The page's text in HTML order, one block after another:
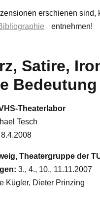
erschienen sind,
entnehmen!
Satire,
Bedeutung
Theaterlabor
Tesch
8.4.2008
Theatergruppe der
3., 4., 10., 11.11.2007
Kügler, Dieter Prinzing